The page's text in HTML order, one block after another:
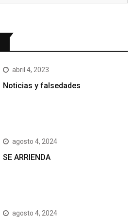
abril 4, 2023
Noticias y falsedades
agosto 4, 2024
SE ARRIENDA
agosto 4, 2024